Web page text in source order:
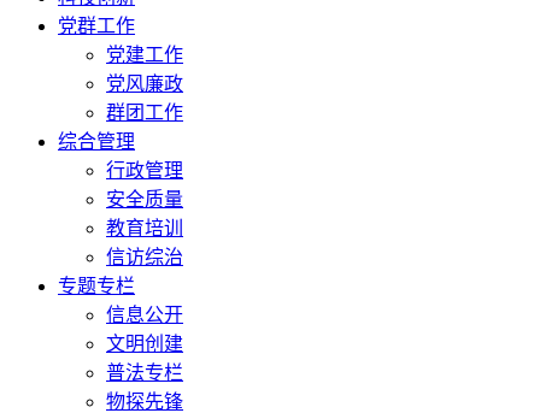
党群工作
党建工作
党风廉政
群团工作
综合管理
行政管理
安全质量
教育培训
信访综治
专题专栏
信息公开
文明创建
普法专栏
物探先锋